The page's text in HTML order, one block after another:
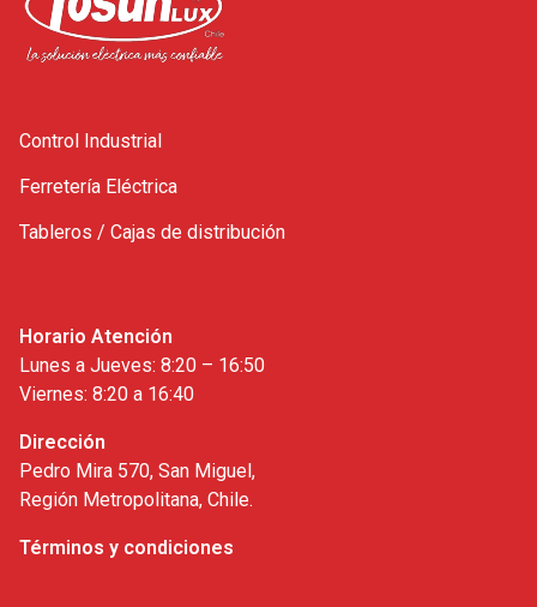
Control Industrial
Ferretería Eléctrica
Tableros / Cajas de distribución
Horario Atención
Lunes a Jueves: 8:20 – 16:50
Viernes: 8:20 a 16:40
Dirección
Pedro Mira 570, San Miguel,
Región Metropolitana, Chile.
Términos y condiciones